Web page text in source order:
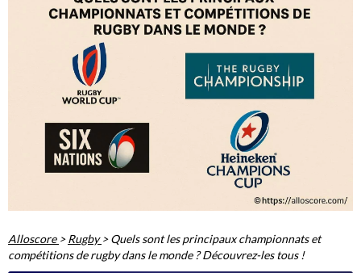
Alloscore >Rugby >Quels sont les principaux championnats et
compétitions de rugby dans le monde ? Découvrez-les tous !